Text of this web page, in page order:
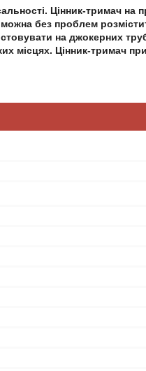
Цінник-тримач на
можна без проблем
на джокерних
місцях. Цінник-тримач